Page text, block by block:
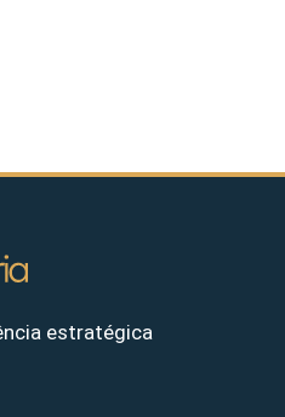
estratégica